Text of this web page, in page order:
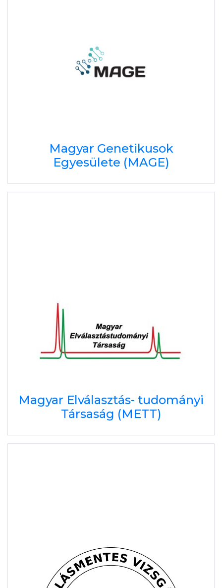
Magyar Genetikusok
Egyesülete (MAGE)
Magyar Elválasztás- tudományi
Társaság (METT)